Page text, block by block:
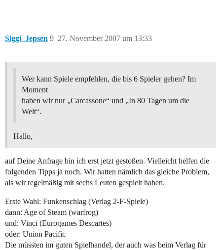
Siggi_Jepsen 27. November 2007 um 13:33
9
Wer kann Spiele empfehlen, die bis 6 Spieler gehen? Im
Moment
haben wir nur „Carcassone“ und „In 80 Tagen um die
Welt“.
Hallo,
auf Deine Anfrage bin ich erst jetzt gestoßen. Vielleicht helfen die
folgenden Tipps ja noch. Wir hatten nämlich das gleiche Problem,
als wir regelmäßig mit sechs Leuten gespielt haben.
Erste Wahl: Funkenschlag (Verlag 2-F-Spiele)
dann: Age of Steam (warfrog)
und: Vinci (Eurogames Descartes)
oder: Union Pacific
Die müssten im guten Spielhandel, der auch was beim Verlag für